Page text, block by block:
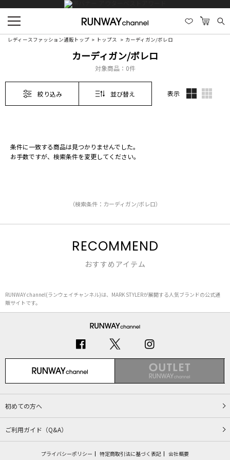
レディースファッション通販トップ トップス カーディガン/ボレロ
カーディガン/ボレロ
対象商品： 0件
絞り込み 並び替え 表示
条件に一致する商品は見つかりませんでした。
お手数ですが、検索条件を変更してください。
（検索条件：カーディガン/ボレロ）
RECOMMEND
おすすめアイテム
RUNWAY channel(ランウェイチャンネル)は、MARK STYLERが展開する人気ブランドの公式通
販サイトです。
初めての方へ
ご利用ガイド（Q&A）
プライバシーポリシー 特定商取引法に基づく表記 会社概要